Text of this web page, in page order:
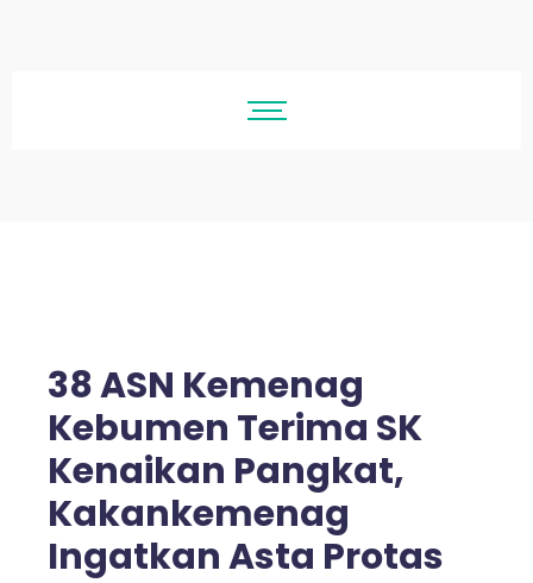
38 ASN Kemenag
Kebumen Terima SK
Kenaikan Pangkat,
Kakankemenag
Ingatkan Asta Protas